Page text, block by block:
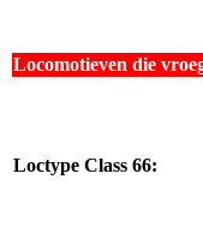
Locomotieven die
Loctype Class 66: